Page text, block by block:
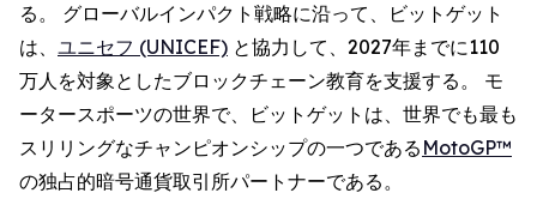
る。 グローバルインパクト戦略に沿って、ビットゲット
は、 ユニセフ (UNICEF) と協力して、2027年までに110
万人を対象としたブロックチェーン教育を支援する。 モ
ータースポーツの世界で、ビットゲットは、世界でも最も
スリリングなチャンピオンシップの一つである MotoGP™
の独占的暗号通貨取引所パートナーである。